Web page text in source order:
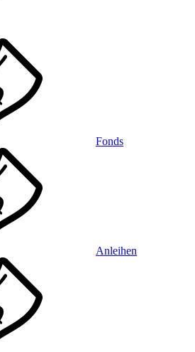
Fonds
Anleihen